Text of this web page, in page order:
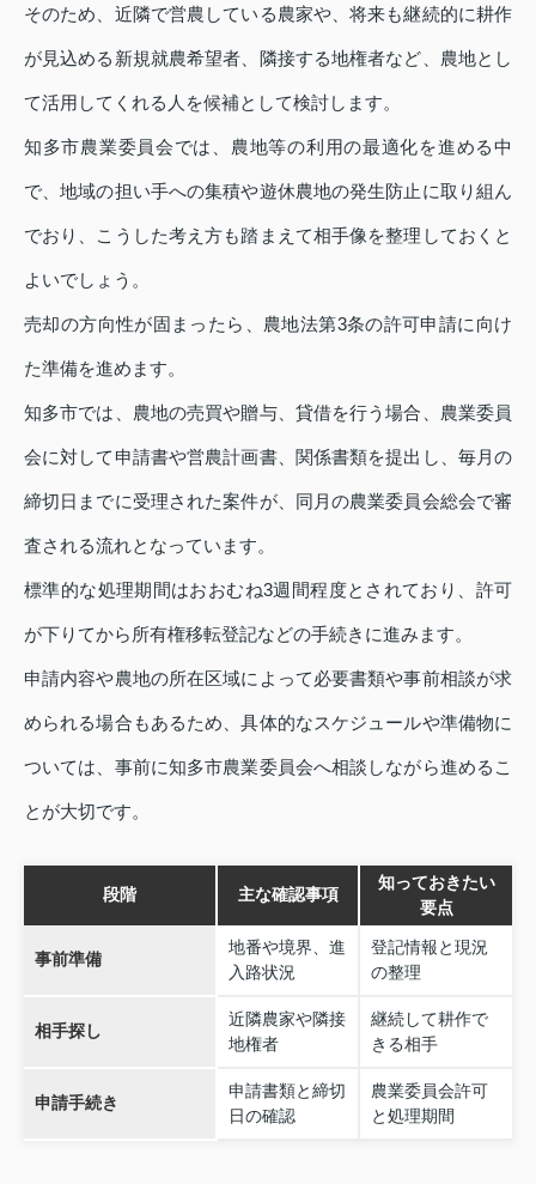
そのため、近隣で営農している農家や、将来も継続的に耕作
が見込める新規就農希望者、隣接する地権者など、農地とし
て活用してくれる人を候補として検討します。
知多市農業委員会では、農地等の利用の最適化を進める中
で、地域の担い手への集積や遊休農地の発生防止に取り組ん
でおり、こうした考え方も踏まえて相手像を整理しておくと
よいでしょう。
売却の方向性が固まったら、農地法第3条の許可申請に向け
た準備を進めます。
知多市では、農地の売買や贈与、貸借を行う場合、農業委員
会に対して申請書や営農計画書、関係書類を提出し、毎月の
締切日までに受理された案件が、同月の農業委員会総会で審
査される流れとなっています。
標準的な処理期間はおおむね3週間程度とされており、許可
が下りてから所有権移転登記などの手続きに進みます。
申請内容や農地の所在区域によって必要書類や事前相談が求
められる場合もあるため、具体的なスケジュールや準備物に
ついては、事前に知多市農業委員会へ相談しながら進めるこ
とが大切です。
段階 主な確認事項
知っておきたい
要点
事前準備
地番や境界、進
入路状況
登記情報と現況
の整理
相手探し
近隣農家や隣接
地権者
継続して耕作で
きる相手
申請手続き
申請書類と締切
日の確認
農業委員会許可
と処理期間